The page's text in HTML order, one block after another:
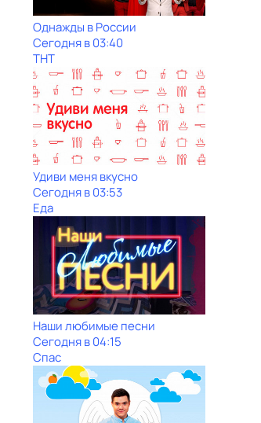
Однажды в России
Сегодня в 03:40
ТНТ
Удиви меня вкусно
Сегодня в 03:53
Еда
Наши любимые песни
Сегодня в 04:15
Спас